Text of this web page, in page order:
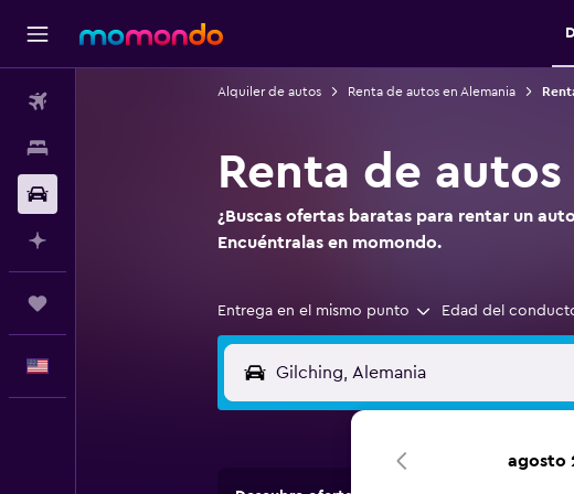
Alquiler de autos Renta de autos en Alemania
Renta de
¿Buscas ofertas baratas para rentar un
Encuéntralas en momondo.
Entrega en el mismo punto Edad del
agosto